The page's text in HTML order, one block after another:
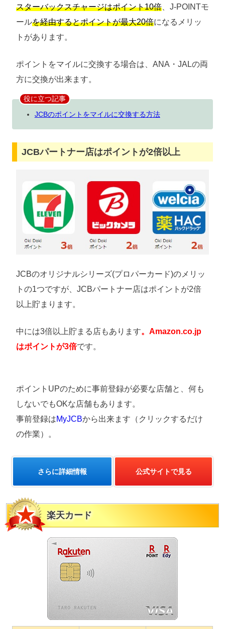
スターバックスチャージはポイント10倍 、J-POINTモ
ールを経由するとポイントが最大20倍になるメリッ
トがあります。
ポイントをマイルに交換する場合は、ANA・JALの両
方に交換が出来ます。
役に立つ記事
JCBのポイントをマイルに交換する方法
JCBパートナー店はポイントが2倍以上
JCBのオリジナルシリーズ(プロパーカード)のメリッ
トの1つですが、JCBパートナー店はポイントが2倍
以上貯まります。
中には3倍以上貯まる店もあります。Amazon.co.jp
はポイントが3倍です。
ポイントUPのために事前登録が必要な店舗と、何も
しないでもOKな店舗もあります。
事前登録はMyJCBから出来ます（クリックするだけ
の作業）。
さらに詳細情報 公式サイトで見る
楽天カード